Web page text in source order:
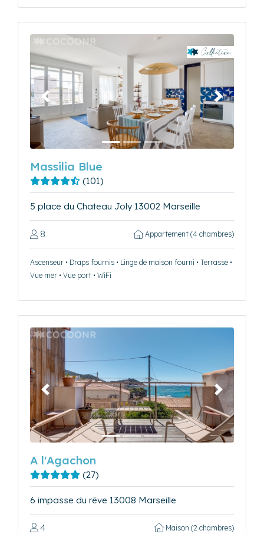
Précédent Suivant
Massilia Blue
(101)
5 place du Chateau Joly 13002 Marseille
8 Appartement (4 chambres)
Ascenseur • Draps fournis • Linge de maison fourni • Terrasse •
Vue mer • Vue port • WiFi
Précédent Suivant
A l'Agachon
(27)
6 impasse du rêve 13008 Marseille
4 Maison (2 chambres)